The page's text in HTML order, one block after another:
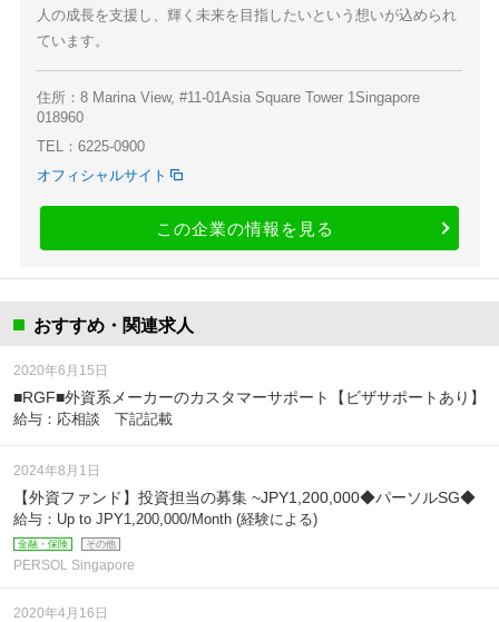
人の成長を支援し、輝く未来を目指したいという想いが込められ
ています。
住所：8 Marina View, #11-01Asia Square Tower 1Singapore
018960
TEL：6225-0900
オフィシャルサイト
この企業の情報を見る
おすすめ・関連求人
■RGF■外資系メーカーのカスタマーサポート【ビザサポートあり】
給与：応相談 下記記載
2020年6月15日
【外資ファンド】投資担当の募集 ~JPY1,200,000◆パーソルSG◆
給与：Up to JPY1,200,000/Month (経験による)
金融・保険 その他
2024年8月1日
PERSOL Singapore
2020年4月16日